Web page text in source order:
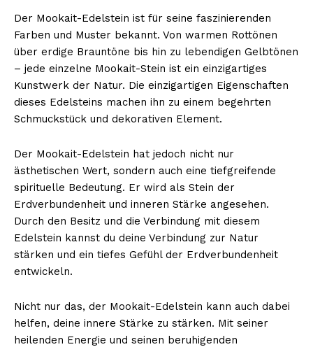
Der Mookait-Edelstein ist für seine faszinierenden
Farben und Muster bekannt. Von warmen Rottönen
über erdige Brauntöne bis hin zu lebendigen Gelbtönen
– jede einzelne Mookait-Stein ist ein einzigartiges
Kunstwerk der Natur. Die einzigartigen Eigenschaften
dieses Edelsteins machen ihn zu einem begehrten
Schmuckstück und dekorativen Element.
Der Mookait-Edelstein hat jedoch nicht nur
ästhetischen Wert, sondern auch eine tiefgreifende
spirituelle Bedeutung. Er wird als Stein der
Erdverbundenheit und inneren Stärke angesehen.
Durch den Besitz und die Verbindung mit diesem
Edelstein kannst du deine Verbindung zur Natur
stärken und ein tiefes Gefühl der Erdverbundenheit
entwickeln.
Nicht nur das, der Mookait-Edelstein kann auch dabei
helfen, deine innere Stärke zu stärken. Mit seiner
heilenden Energie und seinen beruhigenden